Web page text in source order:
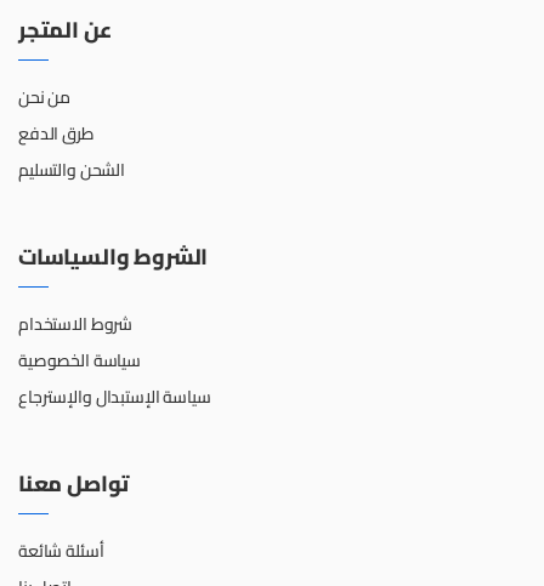
عن المتجر
من نحن
طرق الدفع
الشحن والتسليم
الشروط والسياسات
شروط الاستخدام
سياسة الخصوصية
سياسة الإستبدال والإسترجاع
تواصل معنا
أسئلة شائعة